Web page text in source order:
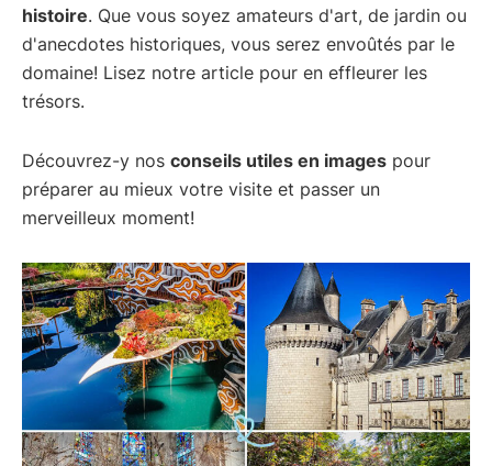
histoire. Que vous soyez amateurs d'art, de jardin ou
d'anecdotes historiques, vous serez envoûtés par le
domaine! Lisez notre article pour en effleurer les
trésors.
Découvrez-y nos conseils utiles en images pour
préparer au mieux votre visite et passer un
merveilleux moment!